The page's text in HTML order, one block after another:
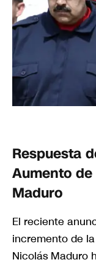
Respuesta
Aumento
Maduro
El reciente
incremento de
Nicolás Maduro